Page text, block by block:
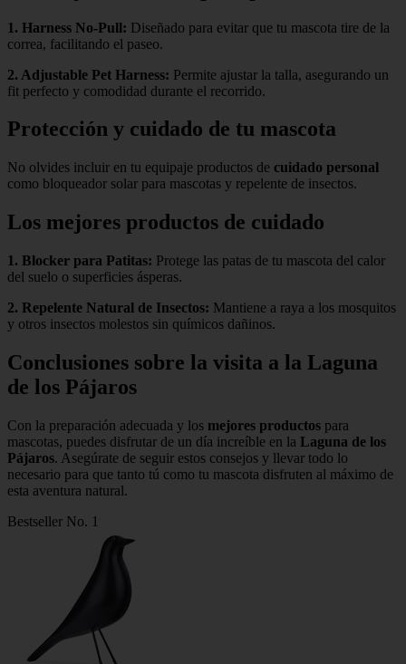
1. Harness No-Pull: Diseñado para evitar que tu mascota tire de la
correa, facilitando el paseo.
2. Adjustable Pet Harness: Permite ajustar la talla, asegurando un
fit perfecto y comodidad durante el recorrido.
Protección y cuidado de tu mascota
No olvides incluir en tu equipaje productos de cuidado personal
como bloqueador solar para mascotas y repelente de insectos.
Los mejores productos de cuidado
1. Blocker para Patitas: Protege las patas de tu mascota del calor
del suelo o superficies ásperas.
2. Repelente Natural de Insectos: Mantiene a raya a los mosquitos
y otros insectos molestos sin químicos dañinos.
Conclusiones sobre la visita a la Laguna
de los Pájaros
Con la preparación adecuada y los mejores productos para
mascotas, puedes disfrutar de un día increíble en la Laguna de los
Pájaros. Asegúrate de seguir estos consejos y llevar todo lo
necesario para que tanto tú como tu mascota disfruten al máximo de
esta aventura natural.
Bestseller No. 1